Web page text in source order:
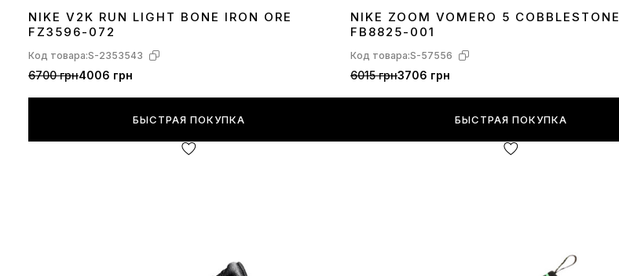
3738 3940 41
NIKE V2K RUN LIGHT BONE IRON ORE
FZ3596-072
Код товара:S-2353543
6700 грн4006 грн
БЫСТРАЯ ПОКУПКА
3637 38394041424344
NIKE ZOOM VOMERO 5 COBBLESTONE
FB8825-001
Код товара:S-57556
6015 грн3706 грн
БЫСТРАЯ ПОКУПКА